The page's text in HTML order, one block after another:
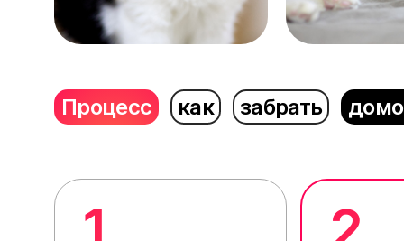
Процесс как забрать
1